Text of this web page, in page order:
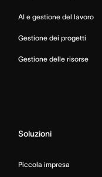
AI e gestione del lavoro
Gestione dei progetti
Gestione delle risorse
Soluzioni
Piccola impresa